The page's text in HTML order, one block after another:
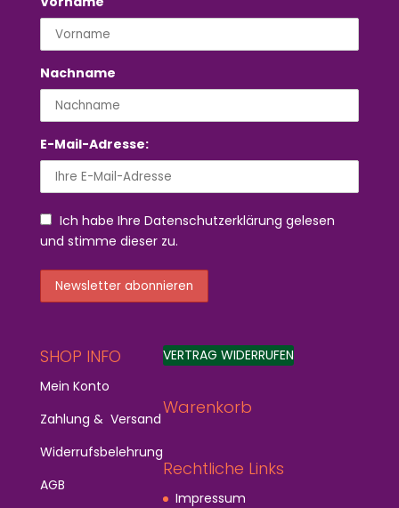
Nachname
E-Mail-Adresse:
Ich habe Ihre Datenschutzerklärung gelesen
und stimme dieser zu.
SHOP INFO
Mein Konto
Zahlung & Versand
Widerrufsbelehrung
AGB
VERTRAG WIDERRUFEN
Warenkorb
Rechtliche Links
Impressum